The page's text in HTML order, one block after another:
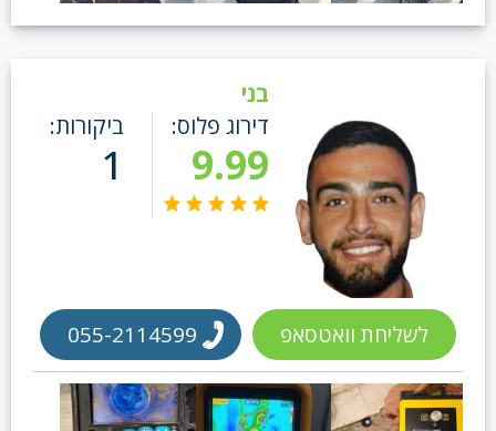
בני
דירוג פלוס:
9.99
ביקורות:
1
לשליחת וואטסאפ 055-2114599